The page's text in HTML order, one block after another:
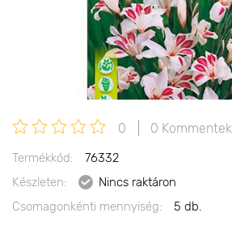
0 0 Kommentek
Termékkód:
76332
Készleten:
Nincs raktáron
Csomagonkénti mennyiség:
5 db.